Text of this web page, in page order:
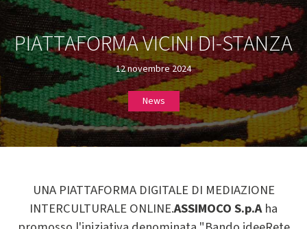
PIATTAFORMA VICINI DI-STANZA
12 novembre 2024
News
UNA PIATTAFORMA DIGITALE DI MEDIAZIONE
INTERCULTURALE ONLINE.ASSIMOCO S.p.Aha